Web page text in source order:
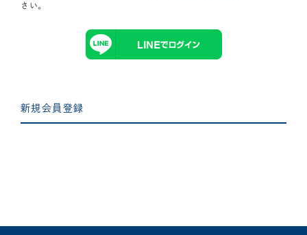
さい。
新規会員登録